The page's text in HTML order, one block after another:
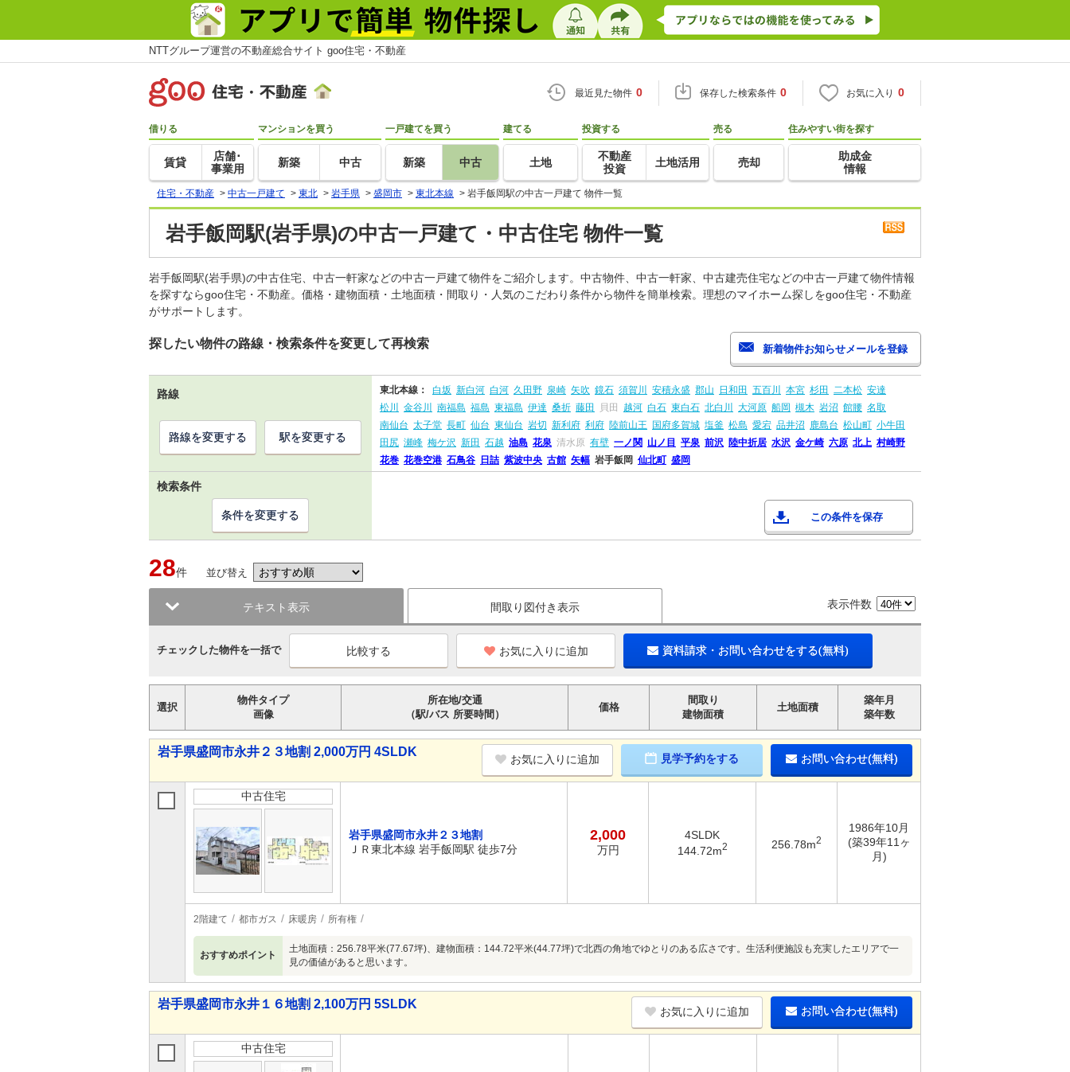
NTTグループ運営の不動産総合サイト goo住宅・不動産
最近見た物件 0 保存した検索条件 0 お気に入り 0
借りる
賃貸
店舗･
事業用
マンションを買う
新築 中古
一戸建てを買う
新築 中古
建てる
土地
投資する
不動産
投資
土地活用
売る
売却
住みやすい街を探す
助成金
情報
住宅・不動産 > 中古一戸建て > 東北 > 岩手県 > 盛岡市 > 東北本線 > 岩手飯岡駅の中古一戸建て 物件一覧
岩手飯岡駅(岩手県)の中古一戸建て・中古住宅 物件一覧
岩手飯岡駅(岩手県)の中古住宅、中古一軒家などの中古一戸建て物件をご紹介します。中古物件、中古一軒家、中古建売住宅などの中古一戸建て物件情報
を探すならgoo住宅・不動産。価格・建物面積・土地面積・間取り・人気のこだわり条件から物件を簡単検索。理想のマイホーム探しをgoo住宅・不動産
がサポートします。
探したい物件の路線・検索条件を変更して再検索
路線 東北本線： 白坂 新白河 白河 久田野 泉崎 矢吹 鏡石 須賀川 安積永盛 郡山 日和田 五百川 本宮 杉田 二本松 安達
松川
金谷川 南福島 福島 東福島 伊達 桑折 藤田 貝田 越河 白石 東白石 北白川 大河原 船岡 槻木 岩沼 館腰 名取
南仙台 太子堂 長町 仙台 東仙台 岩切 新利府 利府 陸前山王 国府多賀城 塩釜 松島 愛宕 品井沼 鹿島台 松山町 小牛田
田尻 瀬峰 梅ケ沢 新田 石越 油島 花泉 清水原 有壁 一ノ関 山ノ目 平泉 前沢 陸中折居 水沢 金ケ崎 六原 北上 村崎野
花巻 花巻空港 石鳥谷 日詰 紫波中央 古館 矢幅 岩手飯岡 仙北町 盛岡
路線を変更する 駅を変更する
検索条件
この条件を保存
条件を変更する
28件 並び替え
テキスト表示 間取り図付き表示 表示件数
チェックした物件を一括で お気に入りに追加 資料請求・お問い合わせをする(無料)
選択
物件タイプ
画像
所在地/交通
（駅/バス 所要時間）
価格
間取り
建物面積
土地面積
築年月
築年数
岩手県盛岡市永井２３地割 2,000万円 4SLDK
お気に入りに追加 見学予約をする お問い合わせ(無料)
中古住宅
岩手県盛岡市永井２３地割
ＪＲ東北本線 岩手飯岡駅 徒歩7分
2,000
万円
4SLDK
144.72m2 256.78m2
1986年10月
(築39年11ヶ
月)
2階建て 都市ガス 床暖房 所有権
おすすめポイント
土地面積：256.78平米(77.67坪)、建物面積：144.72平米(44.77坪)で北西の角地でゆとりのある広さです。生活利便施設も充実したエリアで一
見の価値があると思います。
岩手県盛岡市永井１６地割 2,100万円 5SLDK
お気に入りに追加 お問い合わせ(無料)
中古住宅